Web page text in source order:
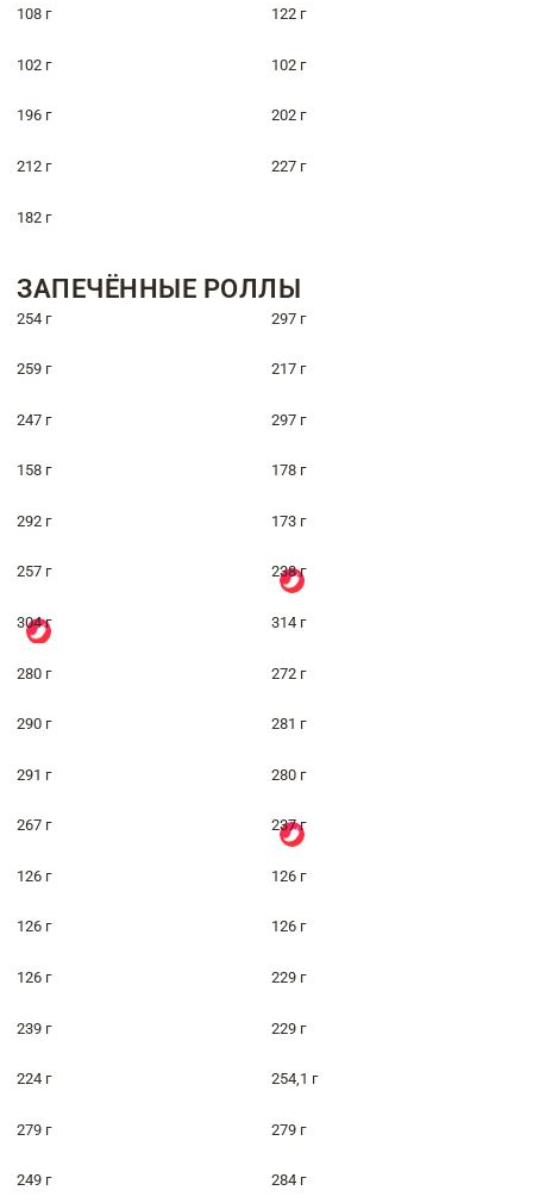
108 г 122 г
102 г 102 г
196 г 202 г
212 г 227 г
182 г
ЗАПЕЧЁННЫЕ РОЛЛЫ
254 г 297 г
259 г 217 г
247 г 297 г
158 г 178 г
292 г 173 г
257 г 238 г
304 г 314 г
280 г 272 г
290 г 281 г
291 г 280 г
267 г 237 г
126 г 126 г
126 г 126 г
126 г 229 г
239 г 229 г
224 г 254,1 г
279 г 279 г
249 г 284 г